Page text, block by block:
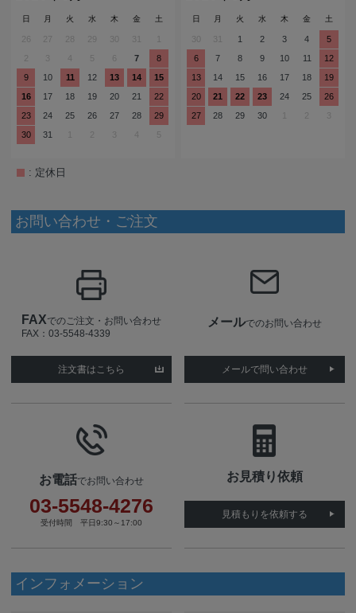
日 月 火 水 木 金 土
30 31
3 4 5 7
8
9
10 11 12 13 14
15
16
17 18 19 20 21
22
23
24 25 26 27 28
29
30
31 3 4 5
日 月 火 水 木 金 土
30 31 1 2 3 4
5
6
7 8 9 10 11
12
13
14 15 16 17 18
19
20
21 22 23 24 25
26
27
28 29 30 3
: 定休日
お問い合わせ・ご注文
FAXでのご注文・お問い合わせ
FAX：03-5548-4339
注文書はこちら
メールでのお問い合わせ
メールで問い合わせ
お電話でお問い合わせ
03-5548-4276
受付時間 平日9:30～17:00
お見積り依頼
見積もりを依頼する
インフォメーション